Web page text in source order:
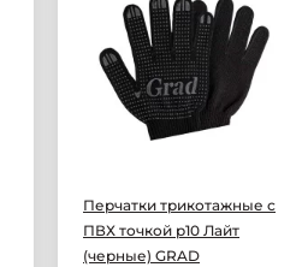
Перчатки трикотажные с
ПВХ точкой р10 Лайт
(черные) GRAD